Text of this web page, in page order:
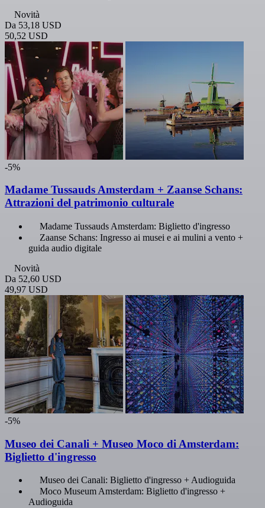
Novità
Da 53,18 USD
50,52 USD
-5%
Madame Tussauds Amsterdam + Zaanse Schans:
Attrazioni del patrimonio culturale
Madame Tussauds Amsterdam: Biglietto d'ingresso
Zaanse Schans: Ingresso ai musei e ai mulini a vento +
guida audio digitale
Novità
Da 52,60 USD
49,97 USD
-5%
Museo dei Canali + Museo Moco di Amsterdam:
Biglietto d'ingresso
Museo dei Canali: Biglietto d'ingresso + Audioguida
Moco Museum Amsterdam: Biglietto d'ingresso +
Audioguida